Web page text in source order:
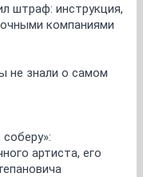
штраф: инструкция,
компаниями
не знали о самом
артиста, его